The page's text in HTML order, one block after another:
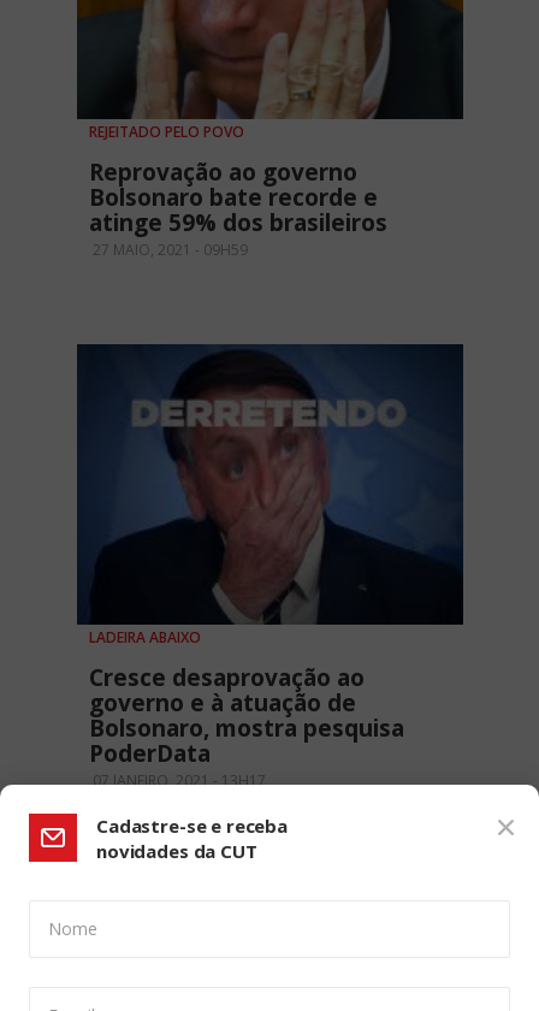
REJEITADO PELO POVO
Reprovação ao governo
Bolsonaro bate recorde e
atinge 59% dos brasileiros
27 MAIO, 2021 - 09H59
LADEIRA ABAIXO
Cresce desaprovação ao
governo e à atuação de
Bolsonaro, mostra pesquisa
PoderData
07 JANEIRO, 2021 - 13H17
Cadastre-se e receba
novidades da CUT
Nome